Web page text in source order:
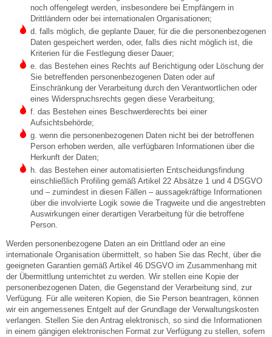
noch offengelegt werden, insbesondere bei Empfängern in
Drittländern oder bei internationalen Organisationen;
d. falls möglich, die geplante Dauer, für die die personenbezogenen
Daten gespeichert werden, oder, falls dies nicht möglich ist, die
Kriterien für die Festlegung dieser Dauer;
e. das Bestehen eines Rechts auf Berichtigung oder Löschung der
Sie betreffenden personenbezogenen Daten oder auf
Einschränkung der Verarbeitung durch den Verantwortlichen oder
eines Widerspruchsrechts gegen diese Verarbeitung;
f. das Bestehen eines Beschwerderechts bei einer
Aufsichtsbehörde;
g. wenn die personenbezogenen Daten nicht bei der betroffenen
Person erhoben werden, alle verfügbaren Informationen über die
Herkunft der Daten;
h. das Bestehen einer automatisierten Entscheidungsfindung
einschließlich Profiling gemäß Artikel 22 Absätze 1 und 4 DSGVO
und – zumindest in diesen Fällen – aussagekräftige Informationen
über die involvierte Logik sowie die Tragweite und die angestrebten
Auswirkungen einer derartigen Verarbeitung für die betroffene
Person.
Werden personenbezogene Daten an ein Drittland oder an eine
internationale Organisation übermittelt, so haben Sie das Recht, über die
geeigneten Garantien gemäß Artikel 46 DSGVO im Zusammenhang mit
der Übermittlung unterrichtet zu werden. Wir stellen eine Kopie der
personenbezogenen Daten, die Gegenstand der Verarbeitung sind, zur
Verfügung. Für alle weiteren Kopien, die Sie Person beantragen, können
wir ein angemessenes Entgelt auf der Grundlage der Verwaltungskosten
verlangen. Stellen Sie den Antrag elektronisch, so sind die Informationen
in einem gängigen elektronischen Format zur Verfügung zu stellen, sofern